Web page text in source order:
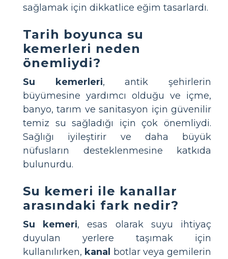
sağlamak için dikkatlice eğim tasarlardı.
Tarih boyunca su
kemerleri neden
önemliydi?
Su kemerleri, antik şehirlerin
büyümesine yardımcı olduğu ve içme,
banyo, tarım ve sanitasyon için güvenilir
temiz su sağladığı için çok önemliydi.
Sağlığı iyileştirir ve daha büyük
nüfusların desteklenmesine katkıda
bulunurdu.
Su kemeri ile kanallar
arasındaki fark nedir?
Su kemeri, esas olarak suyu ihtiyaç
duyulan yerlere taşımak için
kullanılırken, kanal botlar veya gemilerin